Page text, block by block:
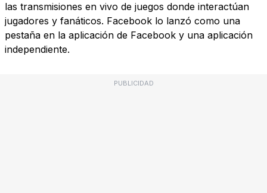
las transmisiones en vivo de juegos donde interactúan
jugadores y fanáticos. Facebook lo lanzó como una
pestaña en la aplicación de Facebook y una aplicación
independiente.
PUBLICIDAD